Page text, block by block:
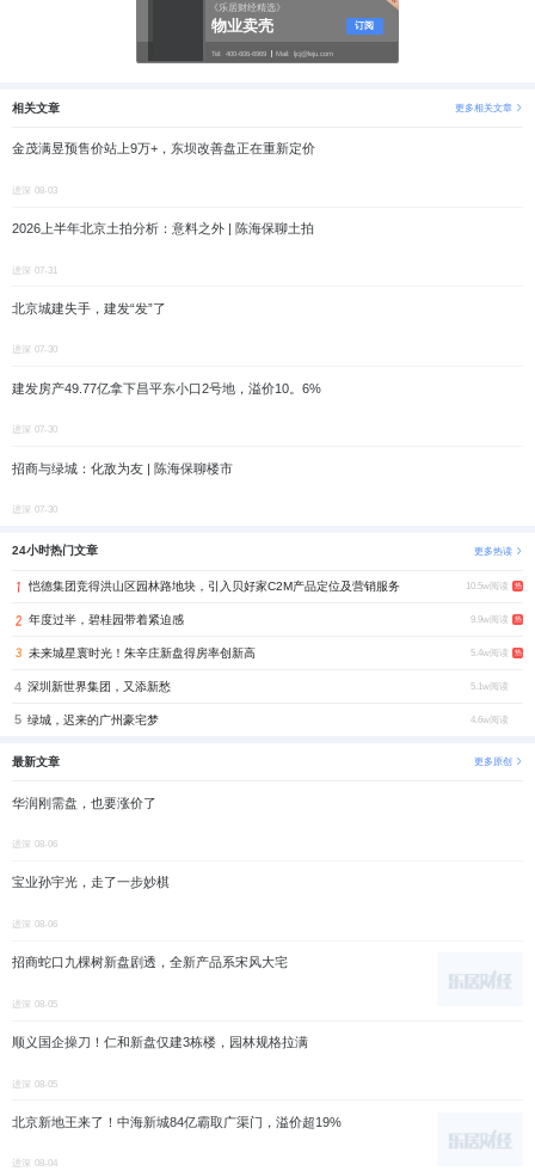
《乐居财经精选》
物业卖壳
Tel: 400-606-6969 Mail: ljcj@leju.com
订阅
相关文章 更多相关文章
金茂满昱预售价站上9万+，东坝改善盘正在重新定价
进深 08-03
2026上半年北京土拍分析：意料之外 | 陈海保聊土拍
进深 07-31
北京城建失手，建发“发”了
进深 07-30
建发房产49.77亿拿下昌平东小口2号地，溢价10。6%
进深 07-30
招商与绿城：化敌为友 | 陈海保聊楼市
进深 07-30
24小时热门文章 更多热读
恺德集团竞得洪山区园林路地块，引入贝好家C2M产品定位及营销服务 10.5w阅读 热
年度过半，碧桂园带着紧迫感 9.9w阅读 热
未来城星寰时光！朱辛庄新盘得房率创新高 5.4w阅读 热
4 深圳新世界集团，又添新愁 5.1w阅读
5 绿城，迟来的广州豪宅梦 4.6w阅读
最新文章 更多原创
华润刚需盘，也要涨价了
进深 08-06
宝业孙宇光，走了一步妙棋
进深 08-06
招商蛇口九棵树新盘剧透，全新产品系宋风大宅
进深 08-05
顺义国企操刀！仁和新盘仅建3栋楼，园林规格拉满
进深 08-05
北京新地王来了！中海新城84亿霸取广渠门，溢价超19%
进深 08-04